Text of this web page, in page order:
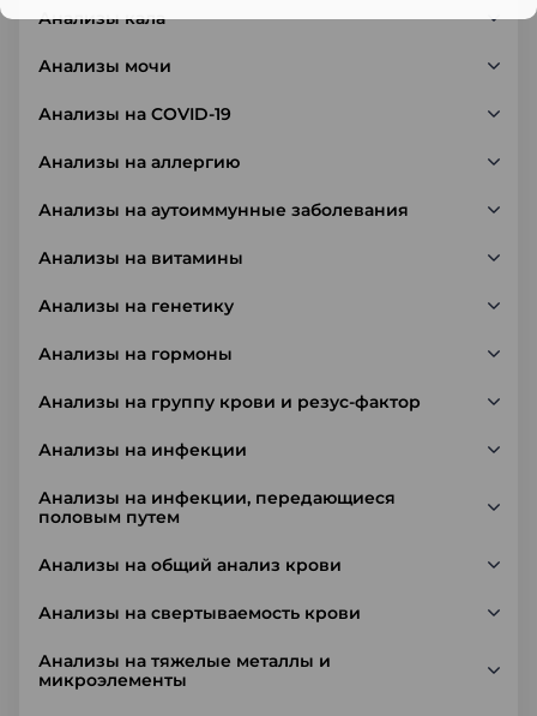
Анализы кала
Анализы мочи
Анализы на COVID-19
Анализы на аллергию
Анализы на аутоиммунные заболевания
Анализы на витамины
Анализы на генетику
Анализы на гормоны
Анализы на группу крови и резус-фактор
Анализы на инфекции
Анализы на инфекции, передающиеся
половым путем
Анализы на общий анализ крови
Анализы на свертываемость крови
Анализы на тяжелые металлы и
микроэлементы